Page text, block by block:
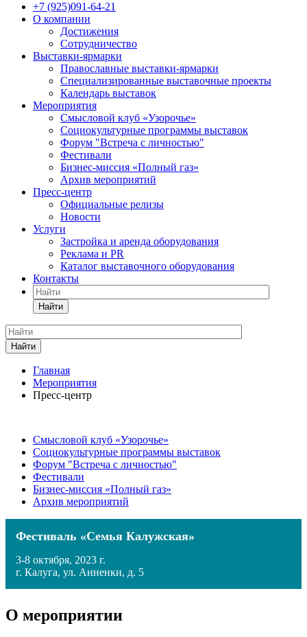
+7 (925)091-64-21
О компании
Достижения
Сотрудничество
Выставки-ярмарки
Православные выставки-ярмарки
Специализированные выставочные проекты
Календарь выставок
Мероприятия
Смысловой клуб «Узорочье»
Социокультурные программы выставок
Форум "Встреча с личностью"
Фестивали
Бизнес-миссия «Полный газ»
Архив мероприятий
Пресс-центр
Официальные релизы
Новости
Услуги
Застройка и аренда оборудования
Реклама и PR
Каталог выставочного оборудования
Контакты
Найти
Найти
Главная
Мероприятия
Пресс-центр
Смысловой клуб «Узорочье»
Социокультурные программы выставок
Форум "Встреча с личностью"
Фестивали
Бизнес-миссия «Полный газ»
Архив мероприятий
Фестиваль «Семья Калужская»
3-8 октября, 2023 г.
г. Калуга, ул. Анненки, д. 5
О мероприятии